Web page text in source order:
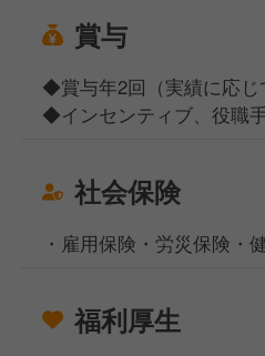
賞与
◆賞与年2回（実績に応じ
◆インセンティブ、役職
社会保険
・雇用保険・労災保険・
福利厚生